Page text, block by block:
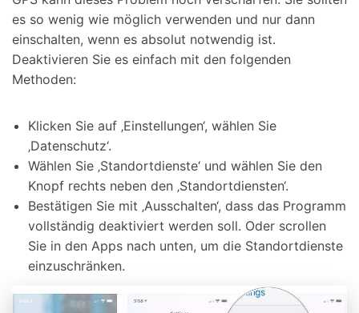
es so wenig wie möglich verwenden und nur dann
einschalten, wenn es absolut notwendig ist.
Deaktivieren Sie es einfach mit den folgenden
Methoden:
Klicken Sie auf ‚Einstellungen‘, wählen Sie
‚Datenschutz‘.
Wählen Sie ‚Standortdienste‘ und wählen Sie den
Knopf rechts neben den ‚Standortdiensten‘.
Bestätigen Sie mit ‚Ausschalten‘, dass das Programm
vollständig deaktiviert werden soll. Oder scrollen
Sie in den Apps nach unten, um die Standortdienste
einzuschränken.